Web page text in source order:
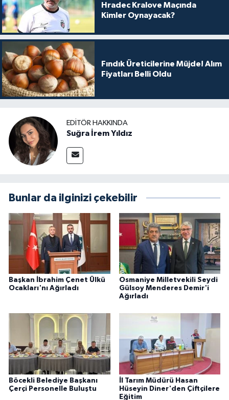
Hradec Kralove Maçında
Kimler Oynayacak?
Fındık Üreticilerine Müjde! Alım
Fiyatları Belli Oldu
EDITÖR HAKKINDA
Suğra İrem Yıldız
Bunlar da ilginizi çekebilir
Başkan İbrahim Çenet Ülkü
Ocakları'nı Ağırladı
Osmaniye Milletvekili Seydi
Gülsoy Menderes Demir'i
Ağırladı
Böcekli Belediye Başkanı
Çerçi Personelle Buluştu
İl Tarım Müdürü Hasan
Hüseyin Diner'den Çiftçilere
Eğitim